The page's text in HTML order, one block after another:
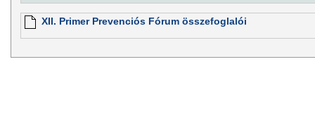
XII. Primer Prevenciós Fórum összefoglalói